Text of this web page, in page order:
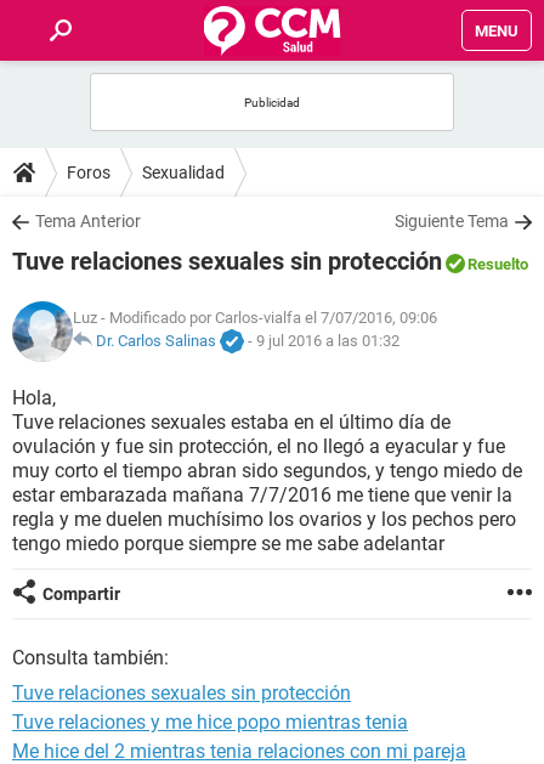
MENU
FOROS
SALUD
NUTRICIÓN
BIENESTAR
SEXUALIDAD
GLOSARIO
Foros Sexualidad
Tema Anterior Siguiente Tema
Tuve relaciones sexuales sin protección Resuelto
Luz - Modificado por Carlos-vialfa el 7/07/2016, 09:06
Dr. Carlos Salinas
- 9 jul 2016 a las 01:32
Hola,
Tuve relaciones sexuales estaba en el último día de
ovulación y fue sin protección, el no llegó a eyacular y fue
muy corto el tiempo abran sido segundos, y tengo miedo de
estar embarazada mañana 7/7/2016 me tiene que venir la
regla y me duelen muchísimo los ovarios y los pechos pero
tengo miedo porque siempre se me sabe adelantar
Compartir
Consulta también:
Tuve relaciones sexuales sin protección
Tuve relaciones y me hice popo mientras tenia
Me hice del 2 mientras tenia relaciones con mi pareja